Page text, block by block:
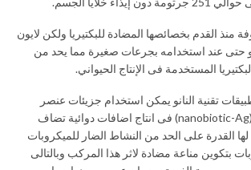
منذ القدم بخصائصها المضادة للبكتيريا ولكن لايون
حتى عند استخدامه بجرعات صغيرة مما يحد من
المستخدمة فى الإنتاج الحيواني.
تقنية النانو يمكن استخدام جزيئات عنصر
الفضة متناهية الصغر (nanobiotic-Ag) فى انتاج اضافات دوائية تضاف
القدرة على الحد من النشاط الضار للميكروبات
بتكوين مناعة مضادة لاثر هذا المركب وبالتالى